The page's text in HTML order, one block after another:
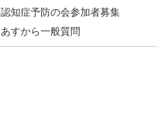
認知症予防の会参加者募集
あすから一般質問